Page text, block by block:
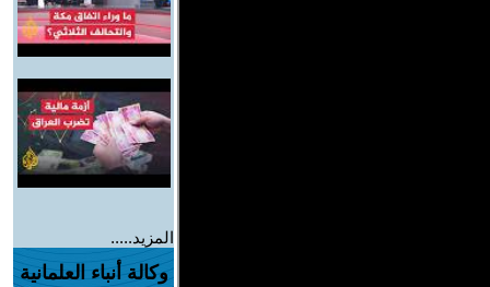
المزيد.....
وكالة أنباء العلمانية